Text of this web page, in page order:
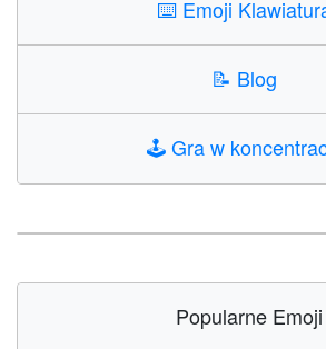
⌨️ Emoji
📝 Blog
🕹️Gra w
Popularne Emoji